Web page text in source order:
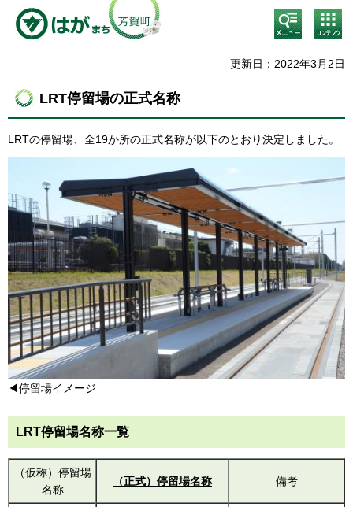
検
索・
メニ
コン
テン
ニュ
更新日：2022年3月2日
LRT停留場の正式名称
LRTの停留場、全19か所の正式名称が以下のとおり決定しました。
◀停留場イメージ
LRT停留場名称一覧
（仮称）停留場
名称
（正式）停留場名称 備考